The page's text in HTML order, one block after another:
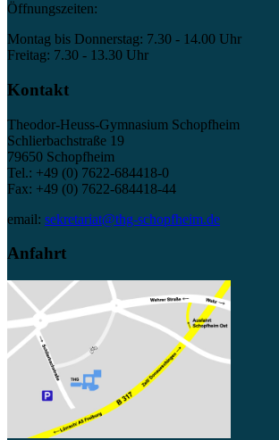
Öffnungszeiten:
Montag bis Donnerstag: 7.30 - 14.00 Uhr
Freitag: 7.30 - 13.30 Uhr
Kontakt
Theodor-Heuss-Gymnasium Schopfheim
Schlierbachstraße 19
79650 Schopfheim
Tel.: +49 (0) 7622-684418-0
Fax: +49 (0) 7622-684418-44
email: sekretariat@thg-schopfheim.de
Anfahrt